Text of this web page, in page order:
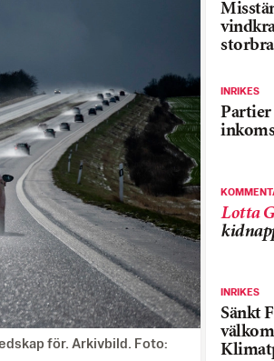
för. Arkivbild. Foto:
INRIKES
Partier
Lotta
INRIKES
Sänkt